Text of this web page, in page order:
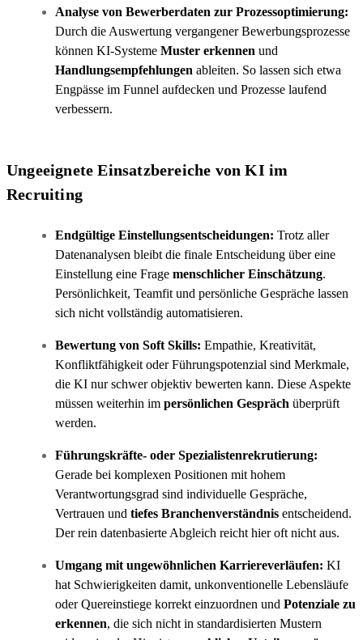
Analyse von Bewerberdaten zur Prozessoptimierung:
Durch die Auswertung vergangener Bewerbungsprozesse
können KI-Systeme Muster erkennen und
Handlungsempfehlungen ableiten. So lassen sich etwa
Engpässe im Funnel aufdecken und Prozesse laufend
verbessern.
Ungeeignete Einsatzbereiche von KI im
Recruiting
Endgültige Einstellungsentscheidungen: Trotz aller
Datenanalysen bleibt die finale Entscheidung über eine
Einstellung eine Frage menschlicher Einschätzung.
Persönlichkeit, Teamfit und persönliche Gespräche lassen
sich nicht vollständig automatisieren.
Bewertung von Soft Skills: Empathie, Kreativität,
Konfliktfähigkeit oder Führungspotenzial sind Merkmale,
die KI nur schwer objektiv bewerten kann. Diese Aspekte
müssen weiterhin im persönlichen Gespräch überprüft
werden.
Führungskräfte- oder Spezialistenrekrutierung:
Gerade bei komplexen Positionen mit hohem
Verantwortungsgrad sind individuelle Gespräche,
Vertrauen und tiefes Branchenverständnis entscheidend.
Der rein datenbasierte Abgleich reicht hier oft nicht aus.
Umgang mit ungewöhnlichen Karriereverläufen: KI
hat Schwierigkeiten damit, unkonventionelle Lebensläufe
oder Quereinstiege korrekt einzuordnen und Potenziale zu
erkennen, die sich nicht in standardisierten Mustern